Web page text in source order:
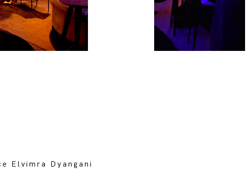
Elvimra Dyangani